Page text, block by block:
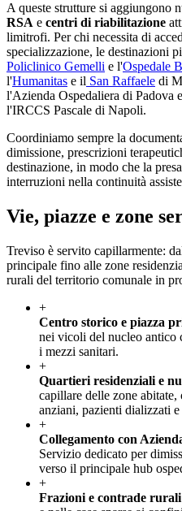
A queste strutture si aggiungono
RSA e centri di riabilitazione
limitrofi. Per chi necessita di
specializzazione, le destinazioni
Policlinico Gemelli e l'Ospedale
l'Humanitas e il San Raffaele di
l'Azienda Ospedaliera di
l'IRCCS Pascale di Napoli.
Coordiniamo sempre la
dimissione, prescrizioni
destinazione, in modo che la
interruzioni nella continuità
Vie, piazze e zone
Treviso è servito capillarmente:
principale fino alle zone
rurali del territorio comunale in
+
Centro storico e piazza
nei vicoli del nucleo antico
i mezzi sanitari.
+
Quartieri residenziali e
capillare delle zone
anziani, pazienti dializzati
+
Collegamento con
Servizio dedicato per
verso il principale hub
+
Frazioni e contrade rurali